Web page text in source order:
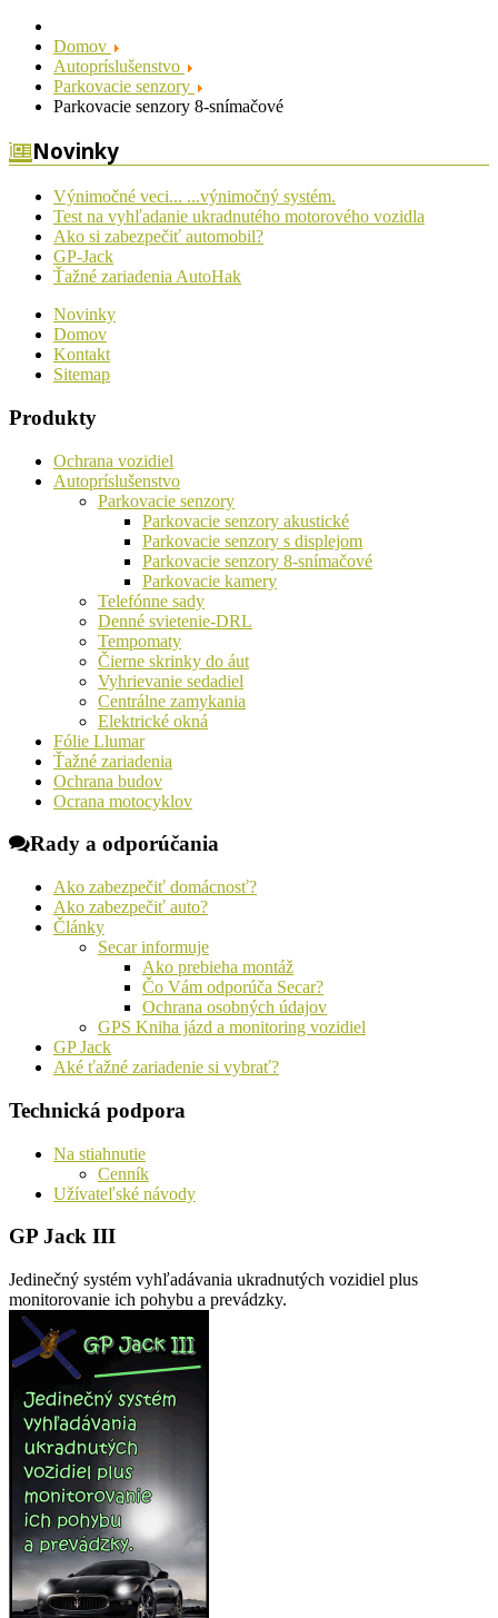
Domov
Autopríslušenstvo
Parkovacie senzory
Parkovacie senzory 8-snímačové
Novinky
Výnimočné veci... ...výnimočný systém.
Test na vyhľadanie ukradnutého motorového vozidla
Ako si zabezpečiť automobil?
GP-Jack
Ťažné zariadenia AutoHak
Novinky
Domov
Kontakt
Sitemap
Produkty
Ochrana vozidiel
Autopríslušenstvo
Parkovacie senzory
Parkovacie senzory akustické
Parkovacie senzory s displejom
Parkovacie senzory 8-snímačové
Parkovacie kamery
Telefónne sady
Denné svietenie-DRL
Tempomaty
Čierne skrinky do áut
Vyhrievanie sedadiel
Centrálne zamykania
Elektrické okná
Fólie Llumar
Ťažné zariadenia
Ochrana budov
Ocrana motocyklov
Rady a odporúčania
Ako zabezpečiť domácnosť?
Ako zabezpečiť auto?
Články
Secar informuje
Ako prebieha montáž
Čo Vám odporúča Secar?
Ochrana osobných údajov
GPS Kniha jázd a monitoring vozidiel
GP Jack
Aké ťažné zariadenie si vybrať?
Technická podpora
Na stiahnutie
Cenník
Užívateľské návody
GP Jack III
Jedinečný systém vyhľadávania ukradnutých vozidiel plus
monitorovanie ich pohybu a prevádzky.